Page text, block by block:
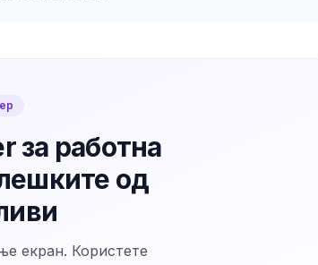
за работна
од
екран. Користете